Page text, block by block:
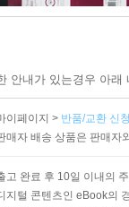
안내가 있는경우 아
이페이지 > 반품/교환 신
매자 배송 상품은 판매자
고 완료 후 10일 이내의
지털 콘텐츠인 eBook의